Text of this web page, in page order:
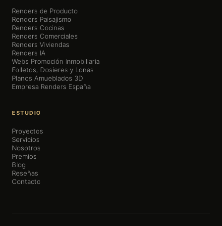
Renders de Producto
Renders Paisajismo
Renders Cocinas
Renders Comerciales
Renders Viviendas
Renders IA
Webs Promoción Inmobiliaria
Folletos, Dosieres y Lonas
Planos Amueblados 3D
Empresa Renders España
ESTUDIO
Proyectos
Servicios
Nosotros
Premios
Blog
Reseñas
Contacto